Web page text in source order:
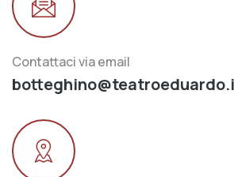
Contattaci via email